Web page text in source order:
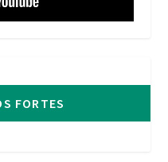
FORTES